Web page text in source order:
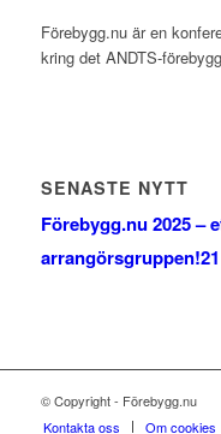
Förebygg.nu är en
kring det ANDTS-
SENASTE NYTT
Förebygg.nu 2025 –
arrangörsgruppen!
© Copyright - Förebygg.nu
Kontakta oss
Om cookies